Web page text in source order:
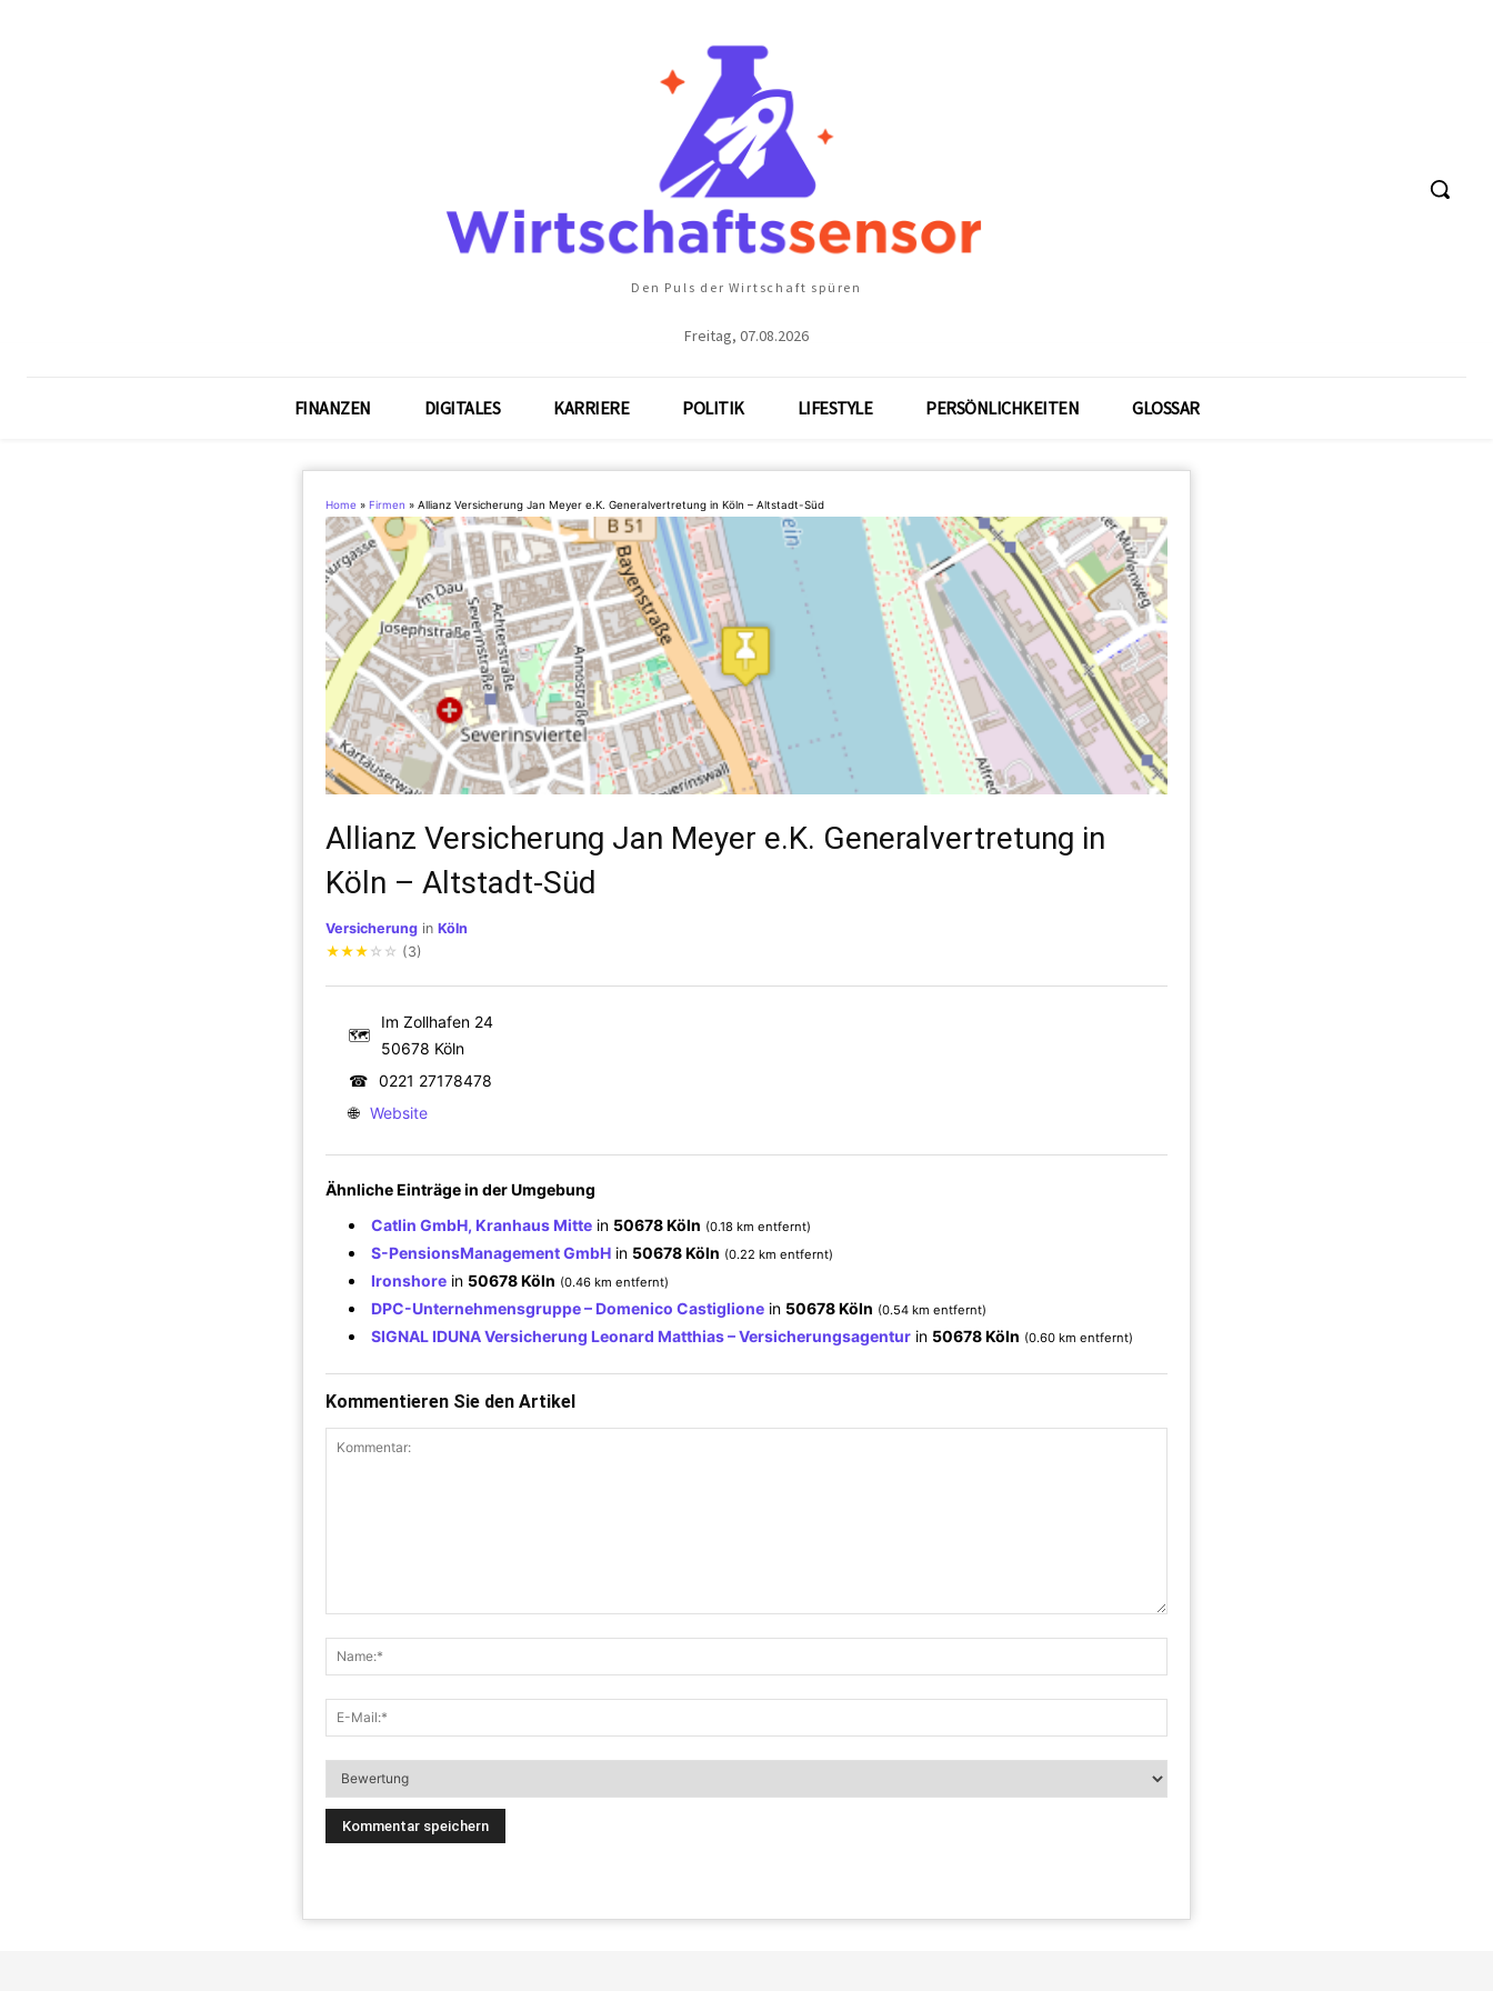
Den Puls der Wirtschaft spüren
Freitag, 07.08.2026
FINANZEN DIGITALES KARRIERE POLITIK LIFESTYLE PERSÖNLICHKEITEN GLOSSAR
Home » Firmen » Allianz Versicherung Jan Meyer e.K. Generalvertretung in Köln – Altstadt-Süd
Allianz Versicherung Jan Meyer e.K. Generalvertretung in
Köln – Altstadt-Süd
Versicherung in Köln
★★★ ☆ ☆ (3)
🗺
Im Zollhafen 24
50678 Köln
☎ 0221 27178478
🌐 Website
Ähnliche Einträge in der Umgebung
Catlin GmbH, Kranhaus Mitte in 50678 Köln (0.18 km entfernt)
S-PensionsManagement GmbH in 50678 Köln (0.22 km entfernt)
Ironshore in 50678 Köln (0.46 km entfernt)
DPC-Unternehmensgruppe – Domenico Castiglione in 50678 Köln (0.54 km entfernt)
SIGNAL IDUNA Versicherung Leonard Matthias – Versicherungsagentur in 50678 Köln (0.60 km entfernt)
Kommentieren Sie den Artikel